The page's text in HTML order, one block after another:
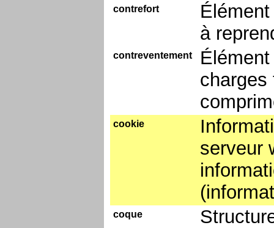
contrefort
à
contreventement
charges
cookie
serveur
coque